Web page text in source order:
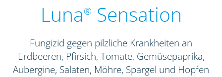
Luna® Sensation
Fungizid gegen pilzliche Krankheiten an
Erdbeeren, Pfirsich, Tomate, Gemüsepaprika,
Aubergine, Salaten, Möhre, Spargel und Hopfen